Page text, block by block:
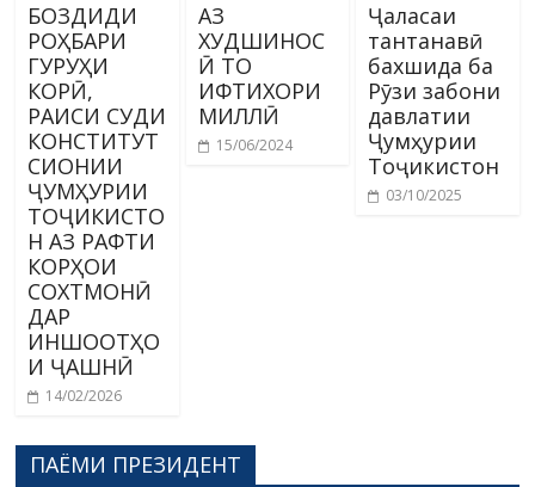
БОЗДИДИ
РОҲБАРИ
ГУРУҲИ
КОРӢ,
РАИСИ СУДИ
КОНСТИТУТ
СИОНИИ
ҶУМҲУРИИ
ТОҶИКИСТО
Н АЗ РАФТИ
КОРҲОИ
СОХТМОНӢ
ДАР
ИНШООТҲО
И ҶАШНӢ
14/02/2026
АЗ
ХУДШИНОС
Ӣ ТО
ИФТИХОРИ
МИЛЛӢ
15/06/2024
Ҷаласаи
тантанавӣ
бахшида ба
Рӯзи забони
давлатии
Ҷумҳурии
Тоҷикистон
03/10/2025
ПАЁМИ ПРЕЗИДЕНТ